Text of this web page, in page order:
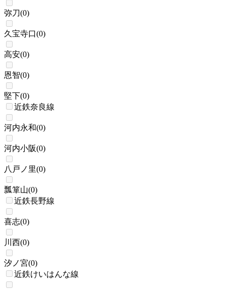
弥刀(0)
久宝寺口(0)
高安(0)
恩智(0)
堅下(0)
近鉄奈良線
河内永和(0)
河内小阪(0)
八戸ノ里(0)
瓢箪山(0)
近鉄長野線
喜志(0)
川西(0)
汐ノ宮(0)
近鉄けいはんな線